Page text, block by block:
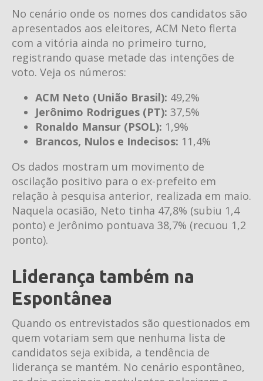
No cenário onde os nomes dos candidatos são
apresentados aos eleitores, ACM Neto flerta
com a vitória ainda no primeiro turno,
registrando quase metade das intenções de
voto. Veja os números:
ACM Neto (União Brasil): 49,2%
Jerônimo Rodrigues (PT): 37,5%
Ronaldo Mansur (PSOL): 1,9%
Brancos, Nulos e Indecisos: 11,4%
Os dados mostram um movimento de
oscilação positivo para o ex-prefeito em
relação à pesquisa anterior, realizada em maio.
Naquela ocasião, Neto tinha 47,8% (subiu 1,4
ponto) e Jerônimo pontuava 38,7% (recuou 1,2
ponto).
Liderança também na
Espontânea
Quando os entrevistados são questionados em
quem votariam sem que nenhuma lista de
candidatos seja exibida, a tendência de
liderança se mantém. No cenário espontâneo,